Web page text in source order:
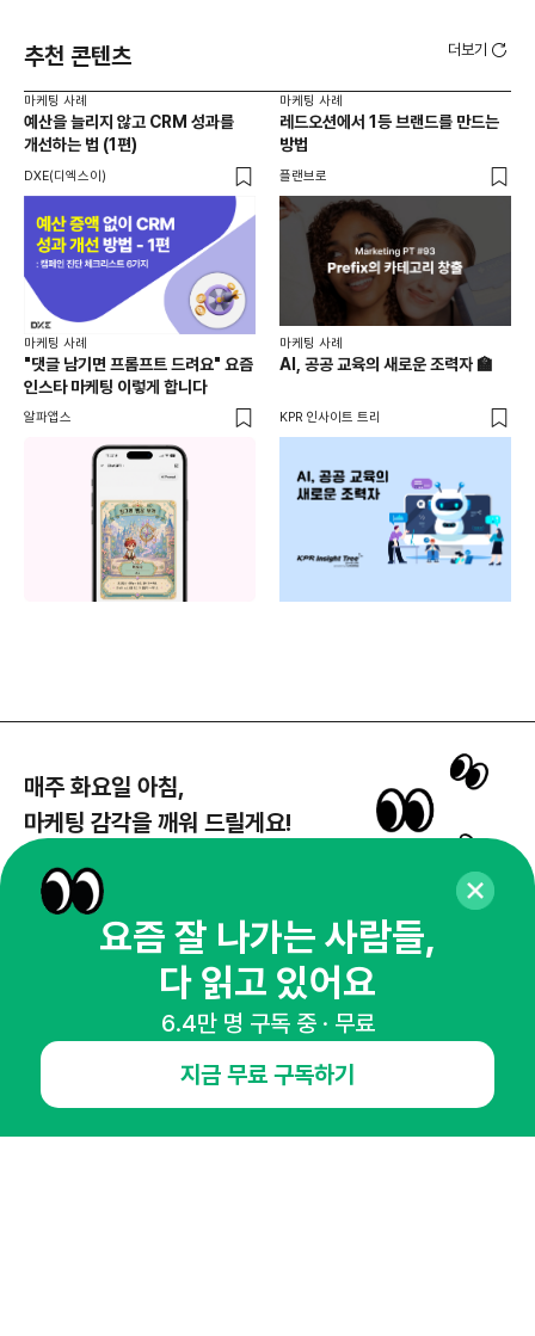
추천 콘텐츠 더보기
마케팅 사례
예산을 늘리지 않고 CRM 성과를
개선하는 법 (1편)
DXE(디엑스이)
마케팅 사례
레드오션에서 1등 브랜드를 만드는
방법
플랜브로
마케팅 사례
"댓글 남기면 프롬프트 드려요" 요즘
인스타 마케팅 이렇게 합니다
알파앱스
마케팅 사례
AI, 공공 교육의 새로운 조력자 🏫
KPR 인사이트 트리
매주 화요일 아침,
마케팅 감각을 깨워 드릴게요!
65,043명의 마케터를 성장시키는 뉴스레터
뉴스레터 구독하기
공지사항 제휴문의
인사이터 신청
요즘 잘 나가는 사람들,
다 읽고 있어요
6.4만 명 구독 중 · 무료
지금 무료 구독하기